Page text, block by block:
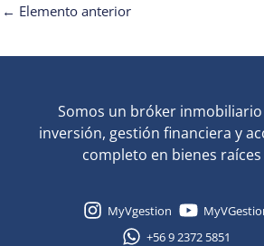
← Elemento anterior
Somos un bróker
inversión, gestión financiera y
completo en bienes raíces
MyVgestion
+56 9 2372 5851